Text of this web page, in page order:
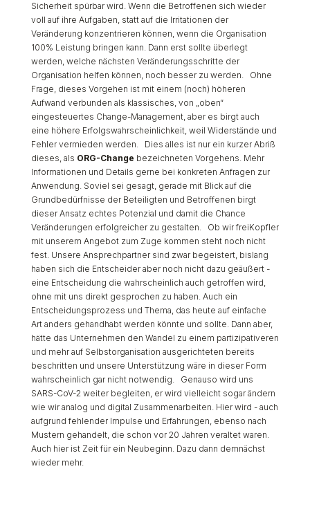
Sicherheit spürbar wird. Wenn die Betroffenen sich wieder
voll auf ihre Aufgaben, statt auf die Irritationen der
Veränderung konzentrieren können, wenn die Organisation
100% Leistung bringen kann. Dann erst sollte überlegt
werden, welche nächsten Veränderungsschritte der
Organisation helfen können, noch besser zu werden. Ohne
Frage, dieses Vorgehen ist mit einem (noch) höheren
Aufwand verbunden als klassisches, von „oben“
eingesteuertes Change-Management, aber es birgt auch
eine höhere Erfolgswahrscheinlichkeit, weil Widerstände und
Fehler vermieden werden. Dies alles ist nur ein kurzer Abriß
dieses, als ORG-Change bezeichneten Vorgehens. Mehr
Informationen und Details gerne bei konkreten Anfragen zur
Anwendung. Soviel sei gesagt, gerade mit Blick auf die
Grundbedürfnisse der Beteiligten und Betroffenen birgt
dieser Ansatz echtes Potenzial und damit die Chance
Veränderungen erfolgreicher zu gestalten. Ob wir freiKopfler
mit unserem Angebot zum Zuge kommen steht noch nicht
fest. Unsere Ansprechpartner sind zwar begeistert, bislang
haben sich die Entscheider aber noch nicht dazu geäußert -
eine Entscheidung die wahrscheinlich auch getroffen wird,
ohne mit uns direkt gesprochen zu haben. Auch ein
Entscheidungsprozess und Thema, das heute auf einfache
Art anders gehandhabt werden könnte und sollte. Dann aber,
hätte das Unternehmen den Wandel zu einem partizipativeren
und mehr auf Selbstorganisation ausgerichteten bereits
beschritten und unsere Unterstützung wäre in dieser Form
wahrscheinlich gar nicht notwendig. Genauso wird uns
SARS-CoV-2 weiter begleiten, er wird vielleicht sogar ändern
wie wir analog und digital Zusammenarbeiten. Hier wird - auch
aufgrund fehlender Impulse und Erfahrungen, ebenso nach
Mustern gehandelt, die schon vor 20 Jahren veraltet waren.
Auch hier ist Zeit für ein Neubeginn. Dazu dann demnächst
wieder mehr.